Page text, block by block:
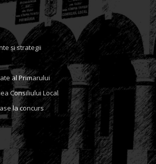
și strategii
al Primarului
Consiliului Local
la concurs